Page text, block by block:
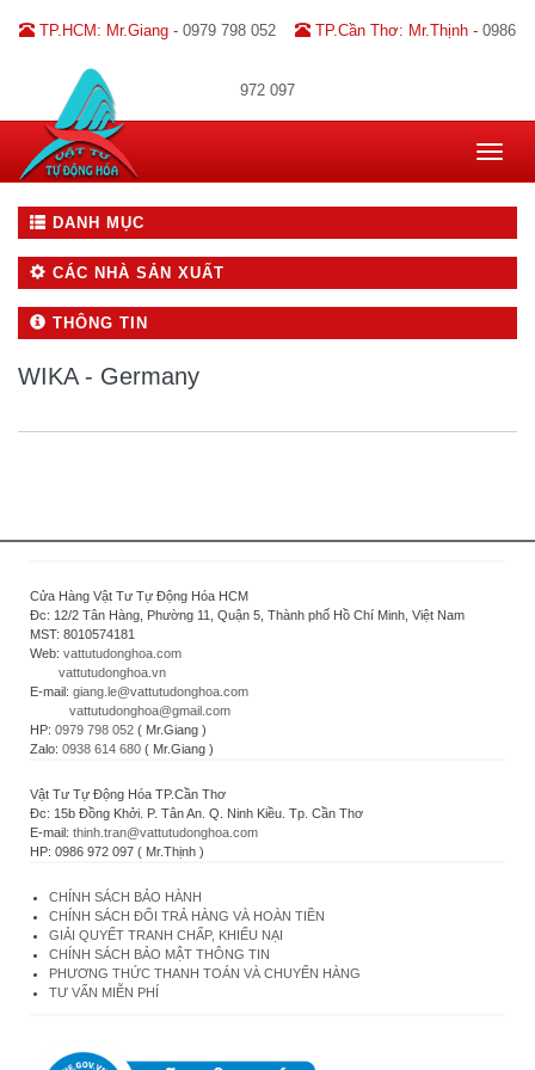
TP.HCM: Mr.Giang - 0979 798 052 TP.Cần Thơ: Mr.Thịnh - 0986
972 097
Toggle
DANH MỤC
CÁC NHÀ SẢN XUẤT
THÔNG TIN
WIKA - Germany
Cửa Hàng Vật Tư Tự Động Hóa HCM
Đc: 12/2 Tân Hàng, Phường 11, Quận 5, Thành phố Hồ Chí Minh, Việt Nam
MST: 8010574181
Web: vattutudonghoa.com
vattutudonghoa.vn
E-mail: giang.le@vattutudonghoa.com
vattutudonghoa@gmail.com
HP: 0979 798 052 ( Mr.Giang )
Zalo: 0938 614 680 ( Mr.Giang )
Vật Tư Tự Động Hóa TP.Cần Thơ
Đc: 15b Đồng Khởi. P. Tân An. Q. Ninh Kiều. Tp. Cần Thơ
E-mail: thinh.tran@vattutudonghoa.com
HP: 0986 972 097 ( Mr.Thịnh )
CHÍNH SÁCH BẢO HÀNH
CHÍNH SÁCH ĐỔI TRẢ HÀNG VÀ HOÀN TIỀN
GIẢI QUYẾT TRANH CHẤP, KHIẾU NẠI
CHÍNH SÁCH BẢO MẬT THÔNG TIN
PHƯƠNG THỨC THANH TOÁN VÀ CHUYỂN HÀNG
TƯ VẤN MIỄN PHÍ